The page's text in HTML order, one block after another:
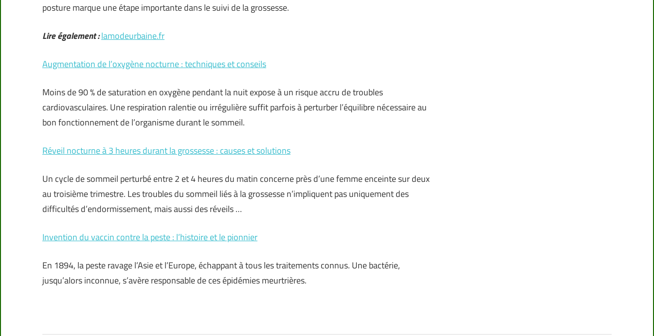
posture marque une étape importante dans le suivi de la grossesse.
Lire également :lamodeurbaine.fr
Augmentation de l’oxygène nocturne : techniques et conseils
Moins de 90 % de saturation en oxygène pendant la nuit expose à un risque accru de troubles
cardiovasculaires. Une respiration ralentie ou irrégulière suffit parfois à perturber l’équilibre nécessaire au
bon fonctionnement de l’organisme durant le sommeil.
Réveil nocturne à 3 heures durant la grossesse : causes et solutions
Un cycle de sommeil perturbé entre 2 et 4 heures du matin concerne près d’une femme enceinte sur deux
au troisième trimestre. Les troubles du sommeil liés à la grossesse n’impliquent pas uniquement des
difficultés d’endormissement, mais aussi des réveils …
Invention du vaccin contre la peste : l’histoire et le pionnier
En 1894, la peste ravage l’Asie et l’Europe, échappant à tous les traitements connus. Une bactérie,
jusqu’alors inconnue, s’avère responsable de ces épidémies meurtrières.